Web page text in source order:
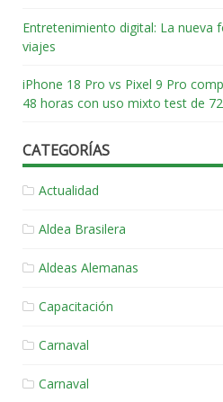
Entretenimiento digital: La nueva
viajes
iPhone 18 Pro vs Pixel 9 Pro
48 horas con uso mixto test de
CATEGORÍAS
Actualidad
Aldea Brasilera
Aldeas Alemanas
Capacitación
Carnaval
Carnaval